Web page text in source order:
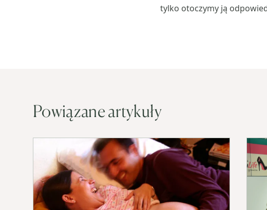
tylko otoczymy ją
Powiązane artykuły